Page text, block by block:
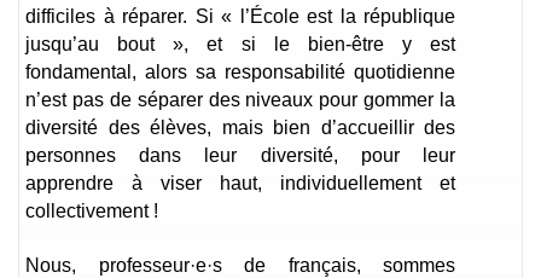
difficiles à réparer. Si « l’École est la république
jusqu’au bout », et si le bien-être y est
fondamental, alors sa responsabilité quotidienne
n’est pas de séparer des niveaux pour gommer la
diversité des élèves, mais bien d’accueillir des
personnes dans leur diversité, pour leur
apprendre à viser haut, individuellement et
collectivement !
Nous, professeur·e·s de français, sommes